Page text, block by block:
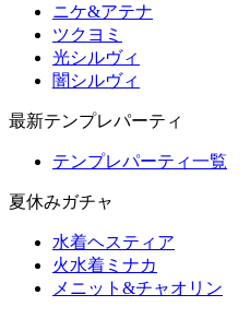
ニケ&アテナ
ツクヨミ
光シルヴィ
闇シルヴィ
最新テンプレパーティ
テンプレパーティ一覧
夏休みガチャ
水着ヘスティア
火水着ミナカ
メニット&チャオリン